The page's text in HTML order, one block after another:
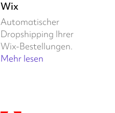
Wix
Automatischer
Dropshipping Ihrer
Wix-Bestellungen.
Mehr lesen